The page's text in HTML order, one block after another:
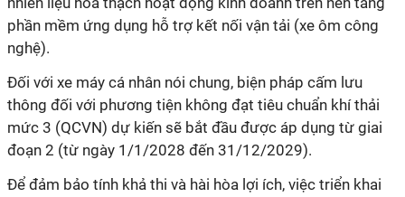
phần mềm ứng dụng hỗ trợ kết nối vận tải (xe ôm công
nghệ).
Đối với xe máy cá nhân nói chung, biện pháp cấm lưu
thông đối với phương tiện không đạt tiêu chuẩn khí thải
mức 3 (QCVN) dự kiến sẽ bắt đầu được áp dụng từ giai
đoạn 2 (từ ngày 1/1/2028 đến 31/12/2029).
Để đảm bảo tính khả thi và hài hòa lợi ích, việc triển khai